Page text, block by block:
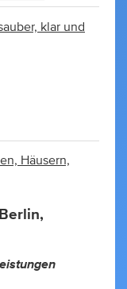
klar und
Häusern,